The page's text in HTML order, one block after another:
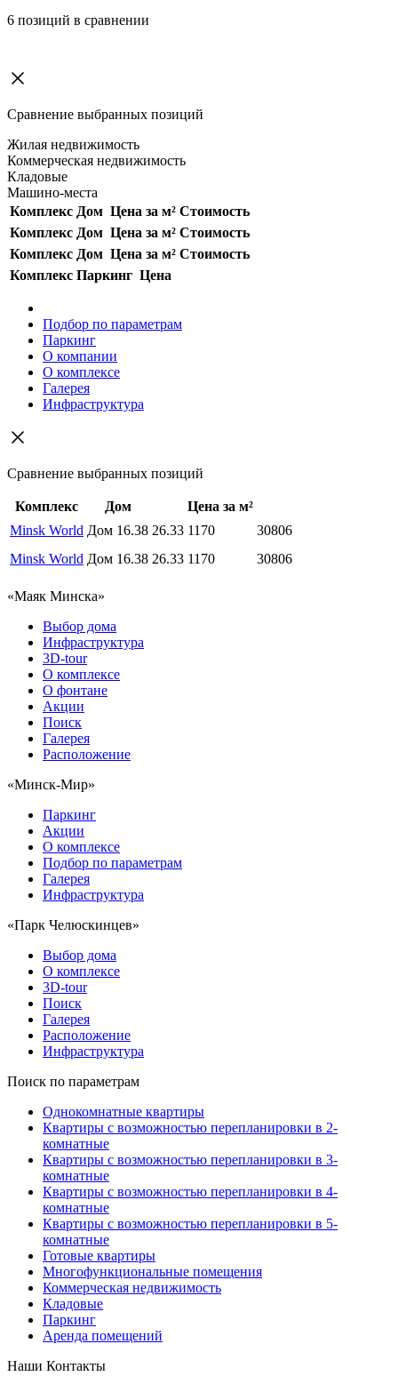
6 позиций в сравнении
Сравнение выбранных позиций
Жилая недвижимость
Коммерческая недвижимость
Кладовые
Машино-места
Комплекс Дом Цена за м² Стоимость
Комплекс Дом Цена за м² Стоимость
Комплекс Дом Цена за м² Стоимость
Комплекс Паркинг Цена
Подбор по параметрам
Паркинг
О компании
О комплексе
Галерея
Инфраструктура
Сравнение выбранных позиций
Комплекс Дом
Цена за м²
Minsk World Дом 16.38 26.33 1170
30806
Minsk World Дом 16.38 26.33 1170 30806
«Маяк Минска»
Выбор дома
Инфраструктура
3D-tour
О комплексе
О фонтане
Акции
Поиск
Галерея
Расположение
«Минск-Мир»
Паркинг
Акции
О комплексе
Подбор по параметрам
Галерея
Инфраструктура
«Парк Челюскинцев»
Выбор дома
О комплексе
3D-tour
Поиск
Галерея
Расположение
Инфраструктура
Поиск по параметрам
Однокомнатные квартиры
Квартиры с возможностью перепланировки в 2-
комнатные
Квартиры с возможностью перепланировки в 3-
комнатные
Квартиры с возможностью перепланировки в 4-
комнатные
Квартиры с возможностью перепланировки в 5-
комнатные
Готовые квартиры
Многофункциональные помещения
Коммерческая недвижимость
Кладовые
Паркинг
Аренда помещений
Наши Контакты